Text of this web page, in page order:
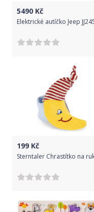
5490 Kč
199 Kč